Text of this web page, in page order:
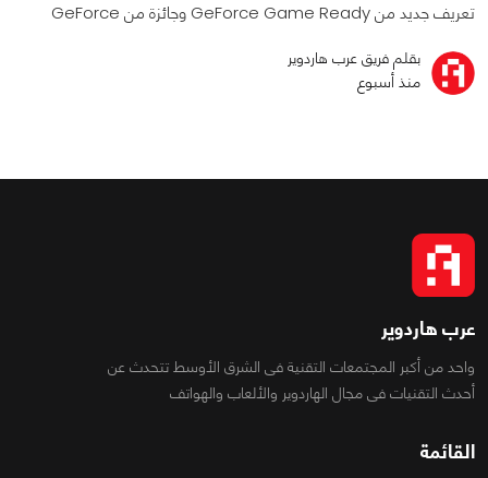
تعريف جديد من GeForce Game Ready وجائزة من GeForce
بقلم فريق عرب هاردوير
منذ أسبوع
عرب هاردوير
واحد من أكبر المجتمعات التقنية فى الشرق الأوسط تتحدث عن
أحدث التقنيات فى مجال الهاردوير والألعاب والهواتف
القائمة